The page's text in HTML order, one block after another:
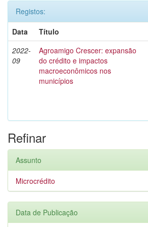
Registos:
Data
Título
2022-
09
Agroamigo Crescer: expansão
do crédito e impactos
macroeconômicos nos
municípios
Refinar
Assunto
Microcrédito
Data de Publicação